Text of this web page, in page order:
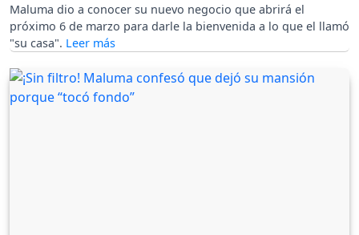
Maluma dio a conocer su nuevo negocio que abrirá el
próximo 6 de marzo para darle la bienvenida a lo que el llamó
"su casa".